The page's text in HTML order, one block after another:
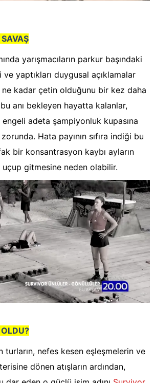
yarışmacıların parkur başındaki
yaptıkları duygusal açıklamalar
kadar çetin olduğunu bir kez daha
bu anı bekleyen hayatta kalanlar,
adeta şampiyonluk kupasına
Hata payının sıfıra indiği bu
bir konsantrasyon kaybı ayların
gitmesine neden olabilir.
turların, nefes kesen eşleşmelerin ve
dönen atışların ardından,